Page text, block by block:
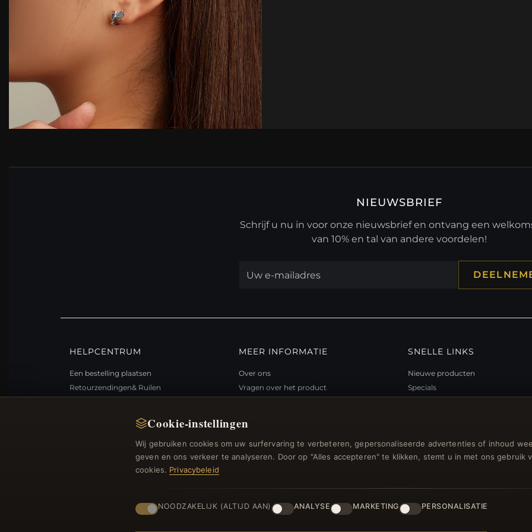
Cookie-instellingen
Wij gebruiken cookies om uw surfervaring te verbeteren, gepersonaliseerde advertenties of inhoud
geven en ons verkeer te analyseren. Door op "Alles accepteren" te klikken, stemt u in met ons gebruik
cookies. Privacybeleid
NOODZAKELIJK (ALTIJD AAN) ANALYSE MARKETING PERSONALISATIE
NIEUWSBRIEF
Schrijf u nu in voor onze nieuwsbrief en ontvang een
van 10% en tal van andere voordelen!
HELPCENTRUM
Een bestelling plaatsen
Retourzendingen& Ruilen
Betalingsmogelijkheden
Mijn account& Beloningen
Neem contact met ons op
MEER INFORMATIE
Over ons
Vragen over het product
Cadeaubon FAQ
Kortingsbonnen
Afmelden voor nieuwsbrief
SNELLE LINKS
Nieuwe producten
Specials